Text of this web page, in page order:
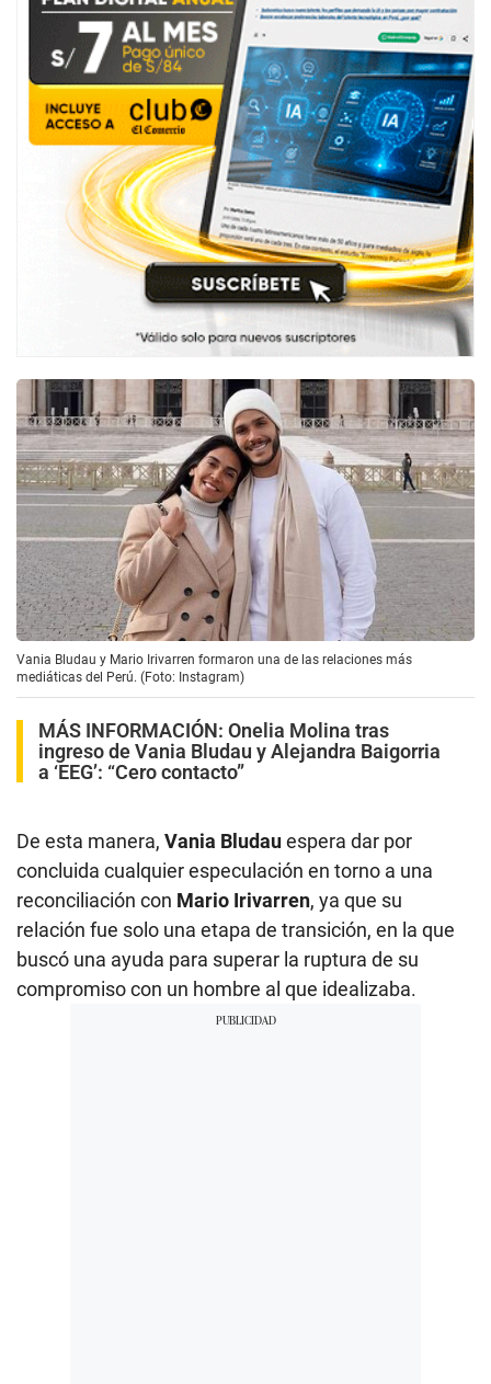
Vania Bludau y Mario Irivarren formaron una de las relaciones más
mediáticas del Perú. (Foto: Instagram)
MÁS INFORMACIÓN: Onelia Molina tras
ingreso de Vania Bludau y Alejandra Baigorria
a ‘EEG’: “Cero contacto”
De esta manera, Vania Bludauespera dar por
concluida cualquier especulación en torno a una
reconciliación con Mario Irivarren, ya que su
relación fue solo una etapa de transición, en la que
buscó una ayuda para superar la ruptura de su
compromiso con un hombre al que idealizaba.